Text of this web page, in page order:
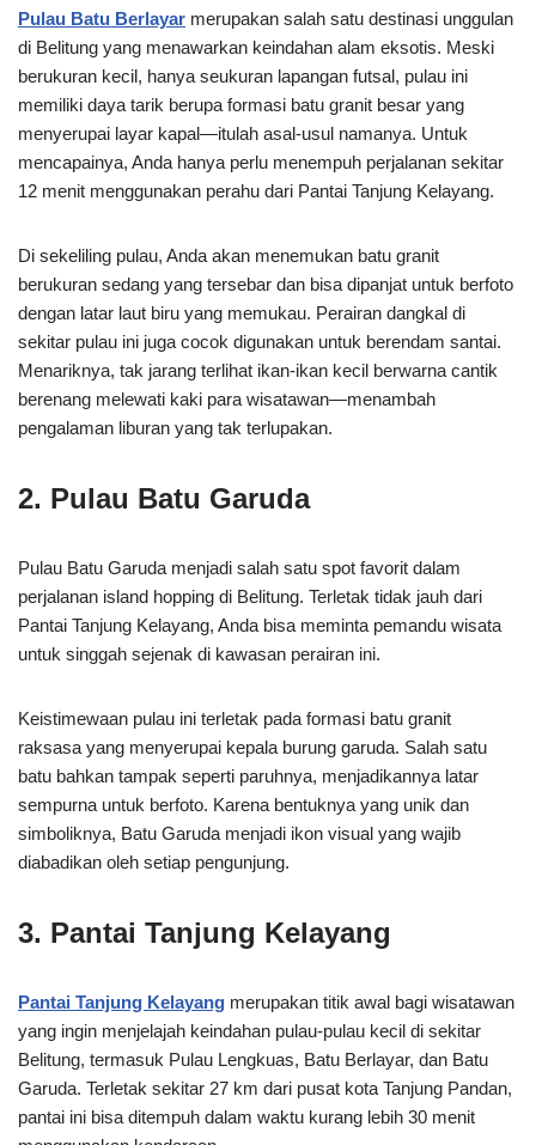
Pulau Batu Berlayar merupakan salah satu destinasi unggulan
di Belitung yang menawarkan keindahan alam eksotis. Meski
berukuran kecil, hanya seukuran lapangan futsal, pulau ini
memiliki daya tarik berupa formasi batu granit besar yang
menyerupai layar kapal—itulah asal-usul namanya. Untuk
mencapainya, Anda hanya perlu menempuh perjalanan sekitar
12 menit menggunakan perahu dari Pantai Tanjung Kelayang.
Di sekeliling pulau, Anda akan menemukan batu granit
berukuran sedang yang tersebar dan bisa dipanjat untuk berfoto
dengan latar laut biru yang memukau. Perairan dangkal di
sekitar pulau ini juga cocok digunakan untuk berendam santai.
Menariknya, tak jarang terlihat ikan-ikan kecil berwarna cantik
berenang melewati kaki para wisatawan—menambah
pengalaman liburan yang tak terlupakan.
2. Pulau Batu Garuda
Pulau Batu Garuda menjadi salah satu spot favorit dalam
perjalanan island hopping di Belitung. Terletak tidak jauh dari
Pantai Tanjung Kelayang, Anda bisa meminta pemandu wisata
untuk singgah sejenak di kawasan perairan ini.
Keistimewaan pulau ini terletak pada formasi batu granit
raksasa yang menyerupai kepala burung garuda. Salah satu
batu bahkan tampak seperti paruhnya, menjadikannya latar
sempurna untuk berfoto. Karena bentuknya yang unik dan
simboliknya, Batu Garuda menjadi ikon visual yang wajib
diabadikan oleh setiap pengunjung.
3. Pantai Tanjung Kelayang
Pantai Tanjung Kelayang merupakan titik awal bagi wisatawan
yang ingin menjelajah keindahan pulau-pulau kecil di sekitar
Belitung, termasuk Pulau Lengkuas, Batu Berlayar, dan Batu
Garuda. Terletak sekitar 27 km dari pusat kota Tanjung Pandan,
pantai ini bisa ditempuh dalam waktu kurang lebih 30 menit